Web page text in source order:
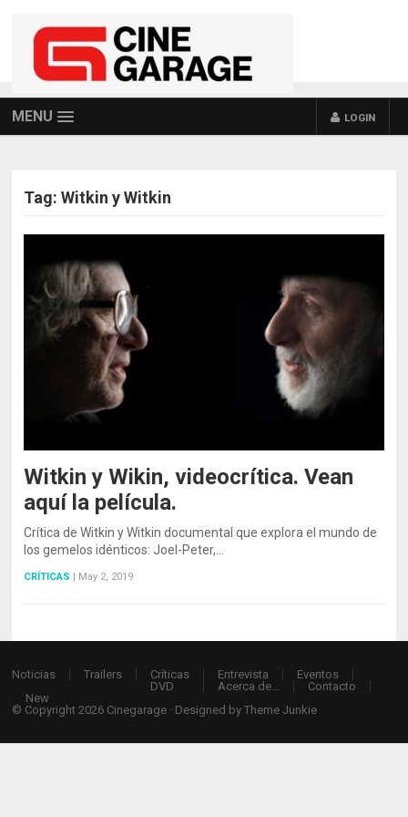
MENU LOGIN
Tag:Witkin y Witkin
Witkin y Wikin, videocrítica. Vean
aquí la película.
Crítica de Witkin y Witkin documental que explora el mundo de
los gemelos idénticos: Joel-Peter,…
CRÍTICAS May 2, 2019
Noticias Trailers
Críticas
DVD
Entrevista
Eventos
Acerca de…
Contacto
New
© Copyright 2026 Cinegarage · Designed byTheme Junkie